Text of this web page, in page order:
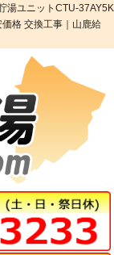
湯ユニットCTU-37AY5K
格 交換工事｜山鹿給